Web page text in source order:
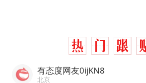
有态度网友0ijKN8
北京